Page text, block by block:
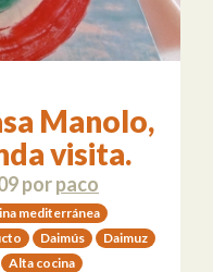
Manolo,
visita.
porpaco
mediterránea
Daimús
Daimuz
Alta cocina